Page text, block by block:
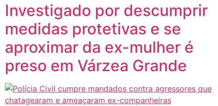
Investigado por descumprir
medidas protetivas e se
aproximar da ex-mulher é
preso em Várzea Grande